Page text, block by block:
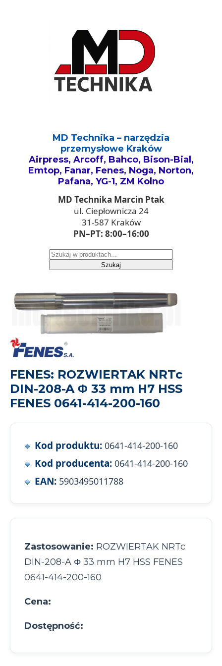
MD Technika – narzędzia
przemysłowe Kraków
Airpress, Arcoff, Bahco, Bison-Bial,
Emtop, Fanar, Fenes, Noga, Norton,
Pafana, YG-1, ZM Kolno
MD Technika Marcin Ptak
ul. Ciepłownicza 24
31-587 Kraków
PN–PT: 8:00–16:00
Szukaj
FENES: ROZWIERTAK NRTc
DIN-208-A Φ 33 mm H7 HSS
FENES 0641-414-200-160
Kod produktu: 0641-414-200-160
Kod producenta: 0641-414-200-160
EAN: 5903495011788
Zastosowanie: ROZWIERTAK NRTc
DIN-208-A Φ 33 mm H7 HSS FENES
0641-414-200-160
Cena:
Dostępność: